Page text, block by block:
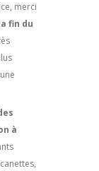
merci
fin du
à